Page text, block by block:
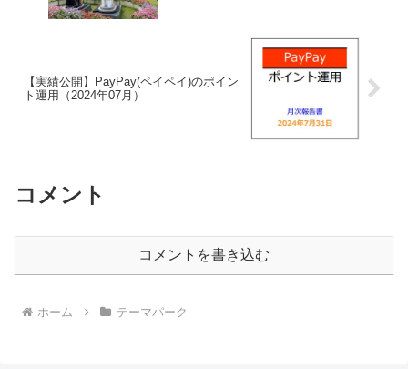
【実績公開】PayPay(ペイペイ)のポイン
ト運用（2024年07月）
コメント
コメントを書き込む
ホーム テーマパーク